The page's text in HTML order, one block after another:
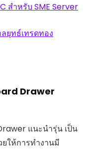
สำหรับ SME Server
ยุทธ์เทรดทอง
Drawer
แนะนำรุ่น เป็น
ให้การทำงานมี